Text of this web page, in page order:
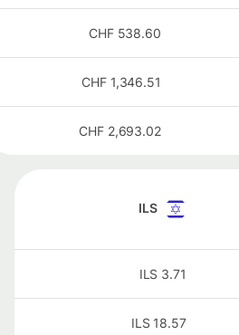
538.60
CHF
1,346.51
CHF
2,693.02
CHF
ILS
3.71
ILS
18.57
ILS